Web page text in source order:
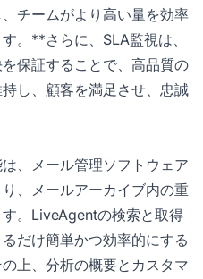
チームがより高い量を効率
。**さらに、SLA監視は、
保証することで、高品質の
し、顧客を満足させ、忠誠
、メール管理ソフトウェア
、メールアーカイブ内の重
。LiveAgentの検索と取得
だけ簡単かつ効率的にする
上、分析の概要とカスタマ